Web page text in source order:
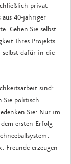
privat
40-jähriger
Gehen Sie selbst
Ihres Projekts
dafür in die
sind:
Sie politisch
Sie: Nur im
ersten Erfolg
Freunde erzeugen